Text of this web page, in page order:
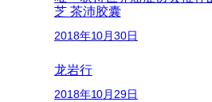
芝 茶沛胶囊
2018年10月30日
龙岩行
2018年10月29日